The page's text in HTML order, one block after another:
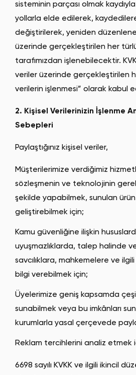
sisteminin parçası olmak
yollarla elde edilerek,
değiştirilerek, yeniden
üzerinde gerçekleştirilen her
tarafımızdan işlenebilecektir.
veriler üzerinde gerçekleştirilen
verilerin işlenmesi” olarak kabul
2. Kişisel Verilerinizin İşlenme
Sebepleri
Paylaştığınız kişisel veriler,
Müşterilerimize verdiğimiz
sözleşmenin ve teknolojinin
şekilde yapabilmek, sunulan
geliştirebilmek için;
Kamu güvenliğine ilişkin
uyuşmazlıklarda, talep halinde
savcılıklara, mahkemelere ve
bilgi verebilmek için;
Üyelerimize geniş kapsamda
sunabilmek veya bu imkânları
kurumlarla yasal çerçevede
Reklam tercihlerini analiz etmek
6698 sayılı KVKK ve ilgili ikincil